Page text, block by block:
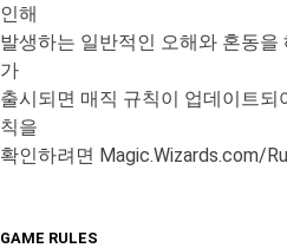
인해
발생하는 일반적인 오해와 혼동을
가
출시되면 매직 규칙이 업데이트되
칙을
확인하려면 Magic.Wizards.com/
GAME RULES